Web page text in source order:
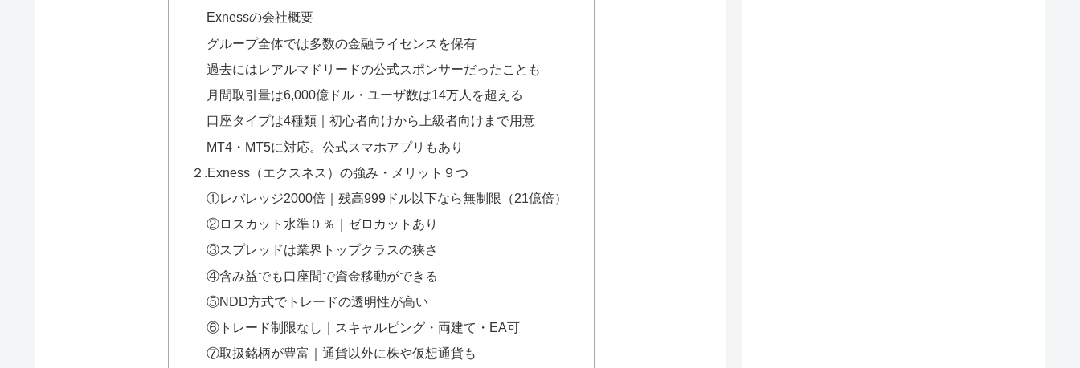
Exnessの会社概要
グループ全体では多数の金融ライセンスを保有
過去にはレアルマドリードの公式スポンサーだったことも
月間取引量は6,000億ドル・ユーザ数は14万人を超える
口座タイプは4種類｜初心者向けから上級者向けまで用意
MT4・MT5に対応。公式スマホアプリもあり
２.Exness（エクスネス）の強み・メリット９つ
①レバレッジ2000倍｜残高999ドル以下なら無制限（21億倍）
②ロスカット水準０％｜ゼロカットあり
③スプレッドは業界トップクラスの狭さ
④含み益でも口座間で資金移動ができる
⑤NDD方式でトレードの透明性が高い
⑥トレード制限なし｜スキャルピング・両建て・EA可
⑦取扱銘柄が豊富｜通貨以外に株や仮想通貨も